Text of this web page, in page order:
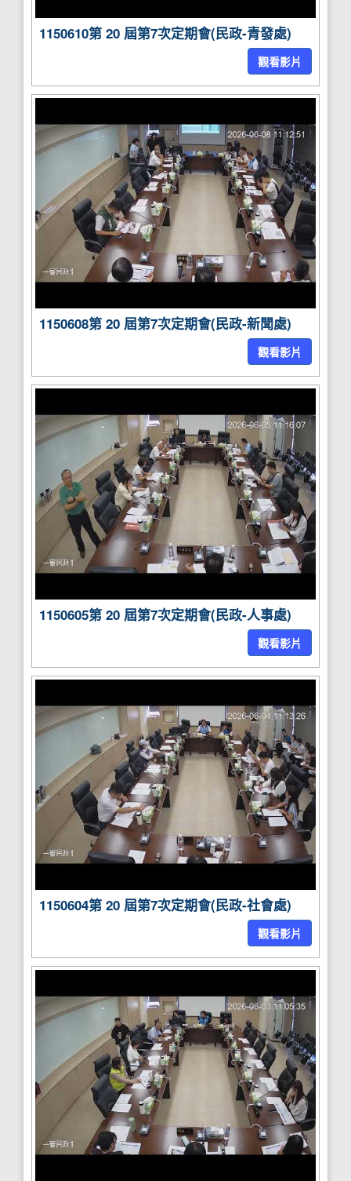
1150610第 20 屆第7次定期會(民政-青發處)
觀看影片
1150608第 20 屆第7次定期會(民政-新聞處)
觀看影片
1150605第 20 屆第7次定期會(民政-人事處)
觀看影片
1150604第 20 屆第7次定期會(民政-社會處)
觀看影片